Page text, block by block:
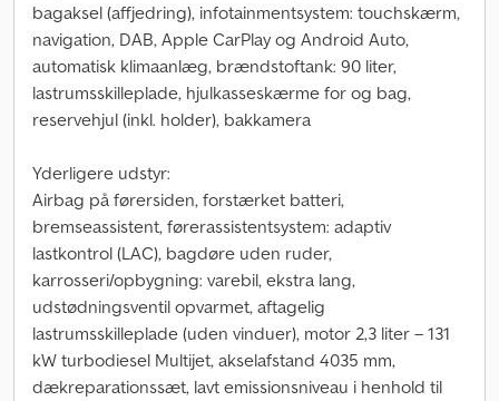
bagaksel (affjedring), infotainmentsystem: touchskærm,
navigation, DAB, Apple CarPlay og Android Auto,
automatisk klimaanlæg, brændstoftank: 90 liter,
lastrumsskilleplade, hjulkasseskærme for og bag,
reservehjul (inkl. holder), bakkamera
Yderligere udstyr:
Airbag på førersiden, forstærket batteri,
bremseassistent, førerassistentsystem: adaptiv
lastkontrol (LAC), bagdøre uden ruder,
karrosseri/opbygning: varebil, ekstra lang,
udstødningsventil opvarmet, aftagelig
lastrumsskilleplade (uden vinduer), motor 2,3 liter – 131
kW turbodiesel Multijet, akselafstand 4035 mm,
dækreparationssæt, lavt emissionsniveau i henhold til